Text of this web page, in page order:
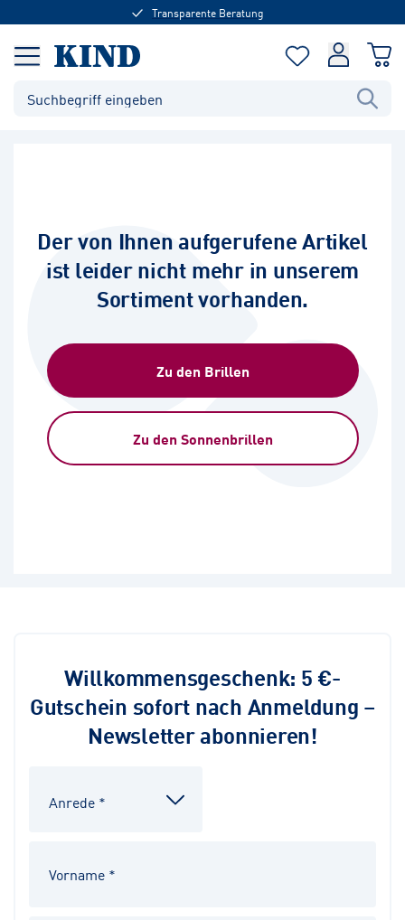
Transparente Beratung
Der von Ihnen aufgerufene Artikel
ist leider nicht mehr in unserem
Sortiment vorhanden.
Zu den Brillen
Zu den Sonnenbrillen
Willkommensgeschenk: 5 €-
Gutschein sofort nach Anmeldung –
Newsletter abonnieren!